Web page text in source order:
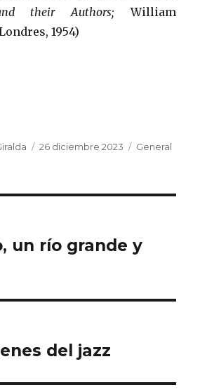
their Authors; William
1954)
Publicado
26 diciembre 2023 Categorías
General
un río grande y
del jazz